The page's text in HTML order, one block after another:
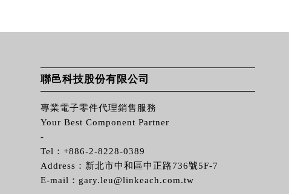
聯邑科技股份有限公司
專業電子零件代理銷售服務
Your Best Component Partner
-
Tel： +886-2-8228-0389
Address：新北市中和區中正路736號5F-7
E-mail： gary.leu@linkeach.com.tw